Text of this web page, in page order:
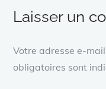
l’article
Laisser un
Votre adresse e-
obligatoires sont